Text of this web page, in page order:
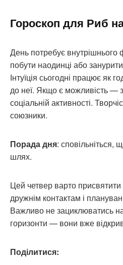
Гороскоп для Риб
День потребує внутрішнього
побути наодинці або
Інтуїція сьогодні працює як
до неї. Якщо є можливість —
соціальній активності.
союзники.
Порада дня: сповільніться,
шлях.
Цей четвер варто
дружнім контактам і
Важливо не зациклюватись
горизонти — вони вже
Поділитися: